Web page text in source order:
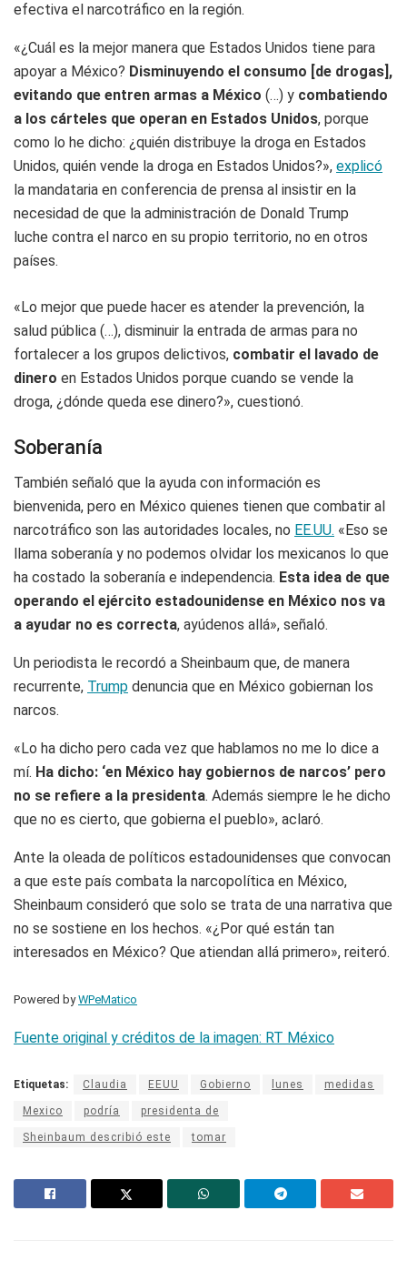
efectiva el narcotráfico en la región.
«¿Cuál es la mejor manera que Estados Unidos tiene para
apoyar a México? Disminuyendo el consumo [de drogas],
evitando que entren armas a México (…) y combatiendo
a los cárteles que operan en Estados Unidos, porque
como lo he dicho: ¿quién distribuye la droga en Estados
Unidos, quién vende la droga en Estados Unidos?», explicó
la mandataria en conferencia de prensa al insistir en la
necesidad de que la administración de Donald Trump
luche contra el narco en su propio territorio, no en otros
países.
«Lo mejor que puede hacer es atender la prevención, la
salud pública (…), disminuir la entrada de armas para no
fortalecer a los grupos delictivos, combatir el lavado de
dinero en Estados Unidos porque cuando se vende la
droga, ¿dónde queda ese dinero?», cuestionó.
Soberanía
También señaló que la ayuda con información es
bienvenida, pero en México quienes tienen que combatir al
narcotráfico son las autoridades locales, no EE.UU. «Eso se
llama soberanía y no podemos olvidar los mexicanos lo que
ha costado la soberanía e independencia. Esta idea de que
operando el ejército estadounidense en México nos va
a ayudar no es correcta, ayúdenos allá», señaló.
Un periodista le recordó a Sheinbaum que, de manera
recurrente, Trump denuncia que en México gobiernan los
narcos.
«Lo ha dicho pero cada vez que hablamos no me lo dice a
mí. Ha dicho: ‘en México hay gobiernos de narcos’ pero
no se refiere a la presidenta. Además siempre le he dicho
que no es cierto, que gobierna el pueblo», aclaró.
Ante la oleada de políticos estadounidenses que convocan
a que este país combata la narcopolítica en México,
Sheinbaum consideró que solo se trata de una narrativa que
no se sostiene en los hechos. «¿Por qué están tan
interesados en México? Que atiendan allá primero», reiteró.
Powered byWPeMatico
Fuente original y créditos de la imagen: RT México
Etiquetas: Claudia EEUU Gobierno lunes medidas
Mexico podría presidenta de
Sheinbaum describió este tomar